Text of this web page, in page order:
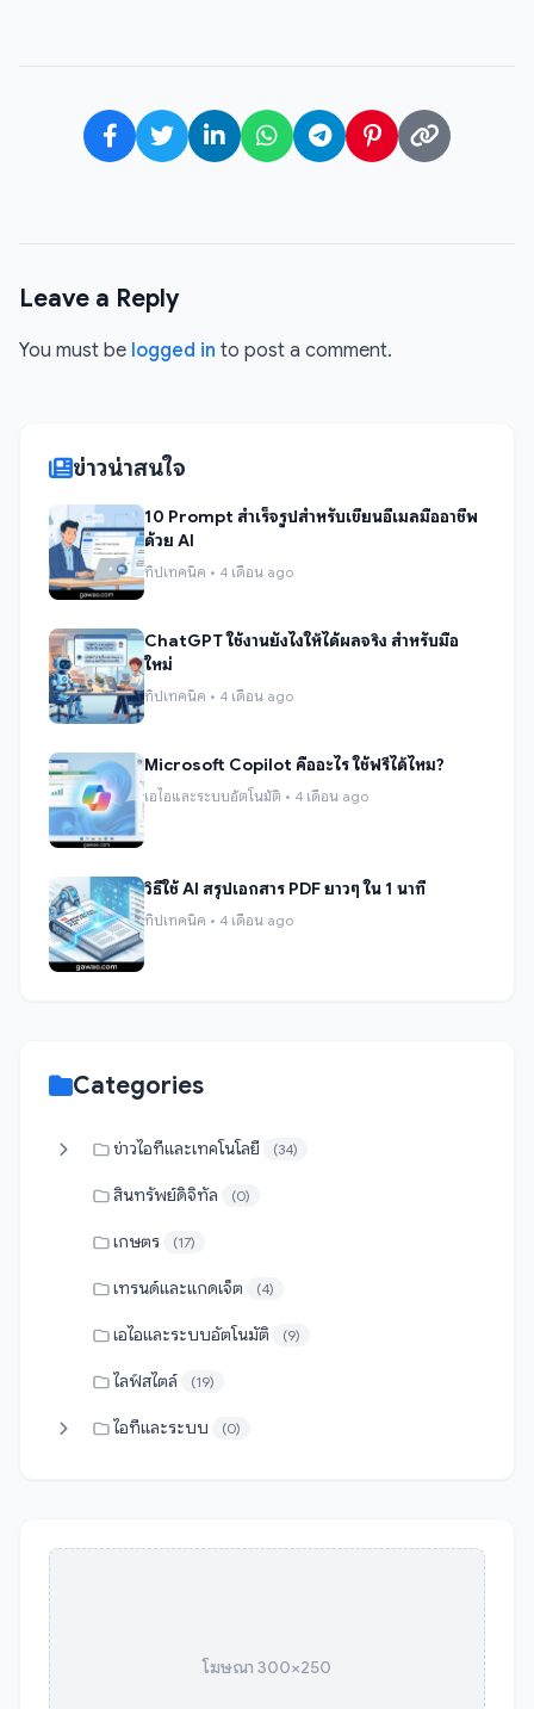
Leave a Reply
You must be logged in to post a comment.
ข่าวน่าสนใจ
10 Prompt สำเร็จรูปสำหรับเขียนอีเมลมืออาชีพ
ด้วย AI
ทิปเทคนิค • 4 เดือน ago
ChatGPT ใช้งานยังไงให้ได้ผลจริง สำหรับมือ
ใหม่
ทิปเทคนิค • 4 เดือน ago
Microsoft Copilot คืออะไร ใช้ฟรีได้ไหม?
เอไอและระบบอัตโนมัติ • 4 เดือน ago
วิธีใช้ AI สรุปเอกสาร PDF ยาวๆ ใน 1 นาที
ทิปเทคนิค • 4 เดือน ago
Categories
ข่าวไอทีและเทคโนโลยี (34)
สินทรัพย์ดิจิทัล (0)
เกษตร (17)
เทรนด์และแกดเจ็ต (4)
เอไอและระบบอัตโนมัติ (9)
ไลฟ์สไตล์ (19)
ไอทีและระบบ (0)
โฆษณา 300×250